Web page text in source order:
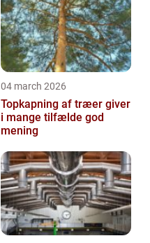
04 march 2026
Topkapning af træer giver
i mange tilfælde god
mening